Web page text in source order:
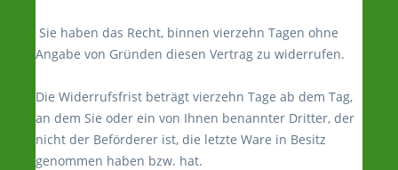
Sie haben das Recht, binnen vierzehn Tagen ohne
Angabe von Gründen diesen Vertrag zu widerrufen.
Die Widerrufsfrist beträgt vierzehn Tage ab dem Tag,
an dem Sie oder ein von Ihnen benannter Dritter, der
nicht der Beförderer ist, die letzte Ware in Besitz
genommen haben bzw. hat.